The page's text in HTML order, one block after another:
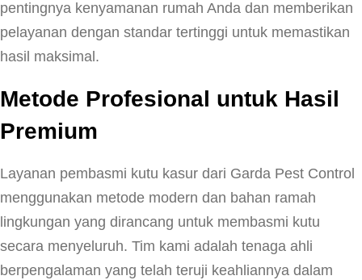
t
K
a
s
u
r
d
i
J
pentingnya kenyamanan rumah Anda dan memberikan
pelayanan dengan standar tertinggi untuk memastikan
hasil maksimal.
Metode Profesional untuk Hasil
Premium
Layanan pembasmi kutu kasur dari Garda Pest Control
menggunakan metode modern dan bahan ramah
lingkungan yang dirancang untuk membasmi kutu
secara menyeluruh. Tim kami adalah tenaga ahli
berpengalaman yang telah teruji keahliannya dalam